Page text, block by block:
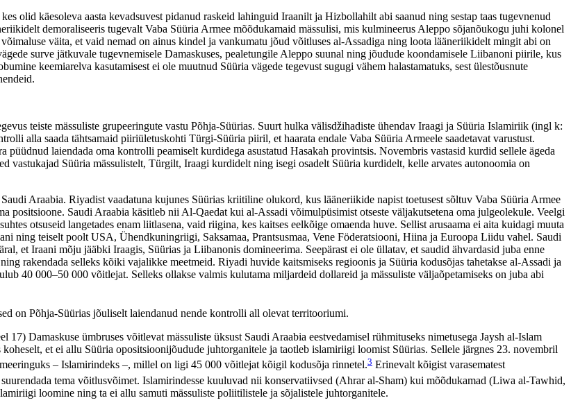
olid käesoleva aasta kevadsuvest pidanud raskeid lahinguid Iraanilt ja Hizbollahilt abi saanud ning sestap taas tugevnenud
demoraliseeris tugevalt Vaba Süüria Armee mõõdukamaid mässulisi, mis kulmineerus Aleppo sõjanõukogu juhi kolonel
väita, et vaid nemad on ainus kindel ja vankumatu jõud võitluses al-Assadiga ning loota lääneriikidelt mingit abi on
surve jätkuvale tugevnemisele Damaskuses, pealetungile Aleppo suunal ning jõudude koondamisele Liibanoni piirile, kus
keemiarelva kasutamisest ei ole muutnud Süüria vägede tegevust sugugi vähem halastamatuks, sest ülestõusnute
teiste mässuliste grupeeringute vastu Põhja-Süürias. Suurt hulka välisdžihadiste ühendav Iraagi ja Süüria Islamiriik (ingl k:
alla saada tähtsamaid piiriületuskohti Türgi-Süüria piiril, et haarata endale Vaba Süüria Armeele saadetavat varustust.
laiendada oma kontrolli peamiselt kurdidega asustatud Hasakah provintsis. Novembris vastasid kurdid sellele ägeda
vastukajad Süüria mässulistelt, Türgilt, Iraagi kurdidelt ning isegi osadelt Süüria kurdidelt, kelle arvates autonoomia on
Araabia. Riyadist vaadatuna kujunes Süürias kriitiline olukord, kus lääneriikide napist toetusest sõltuv Vaba Süüria Armee
positsioone. Saudi Araabia käsitleb nii Al-Qaedat kui al-Assadi võimulpüsimist otseste väljakutsetena oma julgeolekule. Veelgi
otsuseid langetades enam liitlasena, vaid riigina, kes kaitses eelkõige omaenda huve. Sellist arusaama ei aita kuidagi muuta
ning teiselt poolt USA, Ühendkuningriigi, Saksamaa, Prantsusmaa, Vene Föderatsiooni, Hiina ja Euroopa Liidu vahel. Saudi
et Iraani mõju jääbki Iraagis, Süürias ja Liibanonis domineerima. Seepärast ei ole üllatav, et saudid ähvardasid juba enne
rakendada selleks kõiki vajalikke meetmeid. Riyadi huvide kaitsmiseks regioonis ja Süüria kodusõjas tahetakse al-Assadi ja
40 000–50 000 võitlejat. Selleks ollakse valmis kulutama miljardeid dollareid ja mässuliste väljaõpetamiseks on juba abi
on Põhja-Süürias jõuliselt laiendanud nende kontrolli all olevat territooriumi.
Damaskuse ümbruses võitlevat mässuliste üksust Saudi Araabia eestvedamisel rühmituseks nimetusega Jaysh al-Islam
et ei allu Süüria opositsioonijõudude juhtorganitele ja taotleb islamiriigi loomist Süürias. Sellele järgnes 23. novembril
– Islamirindeks –, millel on ligi 45 000 võitlejat kõigil kodusõja rinnetel.3 Erinevalt kõigist varasematest
tema võitlusvõimet. Islamirindesse kuuluvad nii konservatiivsed (Ahrar al-Sham) kui mõõdukamad (Liwa al-Tawhid,
loomine ning ta ei allu samuti mässuliste poliitilistele ja sõjalistele juhtorganitele.